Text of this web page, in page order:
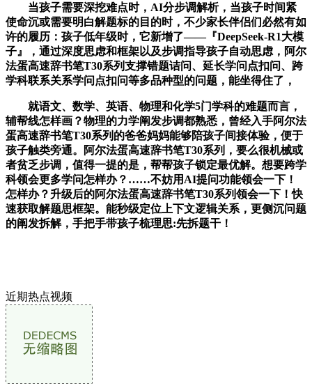
当孩子需要深挖难点时，AI分步调解析，当孩子时间紧
使命沉或需要明白解题标的目的时，不少家长伴侣们必然有如
许的履历：孩子低年级时，它新增了——『DeepSeek-R1大模
子』，通过深度思虑和框架以及步调指导孩子自动思虑，阿尔
法蛋高速辞书笔T30系列支撑错题诘问、延长学问点扣问、跨
学科联系关系学问点扣问等多品种型的问题，能坐得住了，
就语文、数学、英语、物理和化学5门学科的难题而言，
辅帮线怎样画？物理的力学阐发步调都熟悉，曾经入手阿尔法
蛋高速辞书笔T30系列的爸爸妈妈能够陪孩子间接体验，便于
孩子触类旁通。阿尔法蛋高速辞书笔T30系列，要么很机械或
者贫乏步调，值得一提的是，帮帮孩子锁定最优解。想要跨学
科领会更多学问怎样办？……不妨用AI提问功能领会一下！
怎样办？升级后的阿尔法蛋高速辞书笔T30系列领会一下！快
速获取解题思框架。能秒级定位上下文逻辑关系，更侧沉问题
的阐发拆解，手把手带孩子梳理思:先拆题干！
近期热点视频